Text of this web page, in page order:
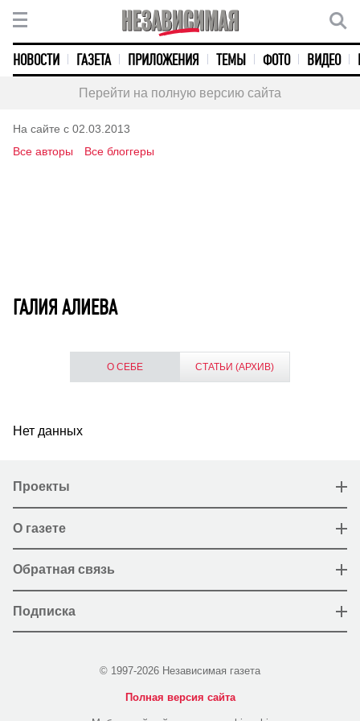
НОВОСТИ ГАЗЕТА ПРИЛОЖЕНИЯ ТЕМЫ ФОТО ВИДЕО
Перейти на полную версию сайта
На сайте с 02.03.2013
Все авторы
Все блоггеры
ГАЛИЯ АЛИЕВА
О СЕБЕ СТАТЬИ (АРХИВ)
Нет данных
Проекты
О газете
Обратная связь
Подписка
© 1997-2026 Независимая газета
Полная версия сайта